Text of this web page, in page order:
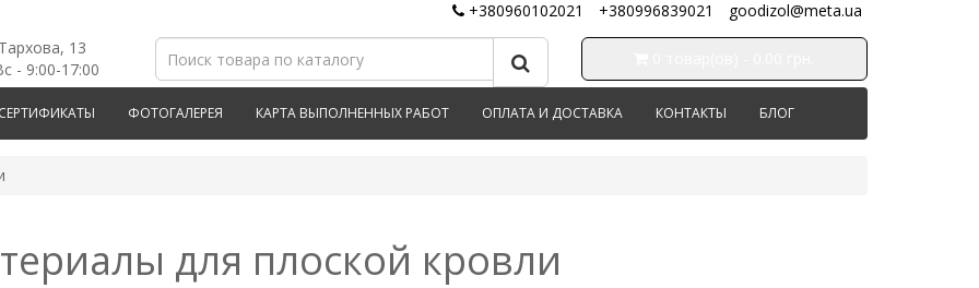
+380960102021 +380996839021
goodizol@meta.ua
13
- 9:00-17:00
ФОТОГАЛЕРЕЯ КАРТА ВЫПОЛНЕННЫХ РАБОТ ОПЛАТА И ДОСТАВКА КОНТАКТЫ БЛОГ
для плоской кровли